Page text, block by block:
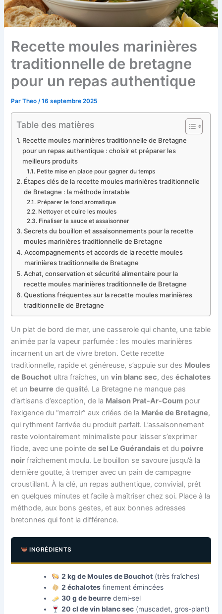
Recette moules marinières
traditionnelle de bretagne
pour un repas authentique
ParTheo /16 septembre 2025
Table des matières
Recette moules marinières traditionnelle de Bretagne
pour un repas authentique : choisir et préparer les
meilleurs produits
Petite mise en place pour gagner du temps
Étapes clés de la recette moules marinières traditionnelle
de Bretagne : la méthode inratable
Préparer le fond aromatique
Nettoyer et cuire les moules
Finaliser la sauce et assaisonner
Secrets du bouillon et assaisonnements pour la recette
moules marinières traditionnelle de Bretagne
Accompagnements et accords de la recette moules
marinières traditionnelle de Bretagne
Achat, conservation et sécurité alimentaire pour la
recette moules marinières traditionnelle de Bretagne
Questions fréquentes sur la recette moules marinières
traditionnelle de Bretagne
Un plat de bord de mer, une casserole qui chante, une table
animée par la vapeur parfumée : les moules marinières
incarnent un art de vivre breton. Cette recette
traditionnelle, rapide et généreuse, s’appuie sur des Moules
de Bouchot ultra fraîches, unvin blanc sec, deséchalotes
et un beurre de qualité. La Bretagne ne manque pas
d’artisans d’exception, de la Maison Prat-Ar-Coum pour
l’exigence du “merroir” aux criées de la Marée de Bretagne,
qui rythment l’arrivée du produit parfait. L’assaisonnement
reste volontairement minimaliste pour laisser s’exprimer
l’iode, avec une pointe desel Le Guérandais et du poivre
noir fraîchement moulu. Le bouillon se savoure jusqu’à la
dernière goutte, à tremper avec un pain de campagne
croustillant. À la clé, un repas authentique, convivial, prêt
en quelques minutes et facile à maîtriser chez soi. Place à la
méthode, aux bons gestes, et aux bonnes adresses
bretonnes qui font la différence.
INGRÉDIENTS
2 kg de Moules de Bouchot(très fraîches)
2 échalotesfinement émincées
30 g de beurredemi-sel
20 cl de vin blanc sec(muscadet, gros-plant)